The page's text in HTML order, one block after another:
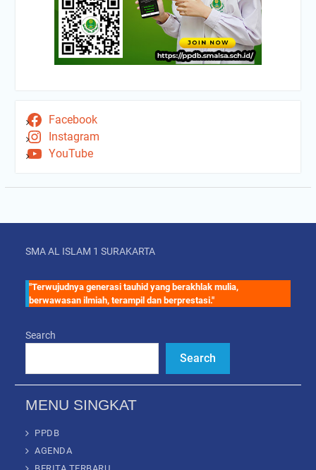
Facebook
Instagram
YouTube
SMA AL ISLAM 1 SURAKARTA
"Terwujudnya generasi tauhid yang berakhlak mulia,
berwawasan ilmiah, terampil dan berprestasi."
Search
Search
MENU SINGKAT
PPDB
AGENDA